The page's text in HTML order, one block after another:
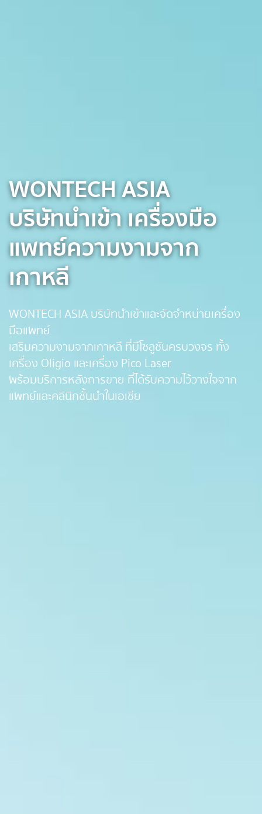
WONTECH ASIA
บริษัทนำเข้า เครื่องมือ
แพทย์ความงามจาก
เกาหลี
WONTECH ASIA บริษัทนำเข้าและจัดจำหน่ายเครื่อง
มือแพทย์
เสริมความงามจากเกาหลี ที่มีโซลูชันครบวงจร ทั้ง
เครื่อง Oligio และเครื่อง Pico Laser
พร้อมบริการหลังการขาย ที่ได้รับความไว้วางใจจาก
แพทย์และคลินิกชั้นนำในเอเชีย